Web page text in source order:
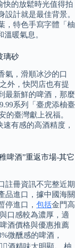
的放鬆時光值得拍
計就是最佳背景。
，特色手寫字體「柚
暖氣息。
璃砂
氣，滑順冰沙的口
外，快閃店也有提
最新鮮的啤酒，那麼
系列「臺虎添柚臺
的臺灣獻上祝福。
有感的高酒精度，
啤酒”重返市場-其它
註冊資訊不完整近期
品進口，據中國海關
停進口， 包括金門高
口感較為濃厚，適
酒價格與優惠推薦
微醺感的啤酒，